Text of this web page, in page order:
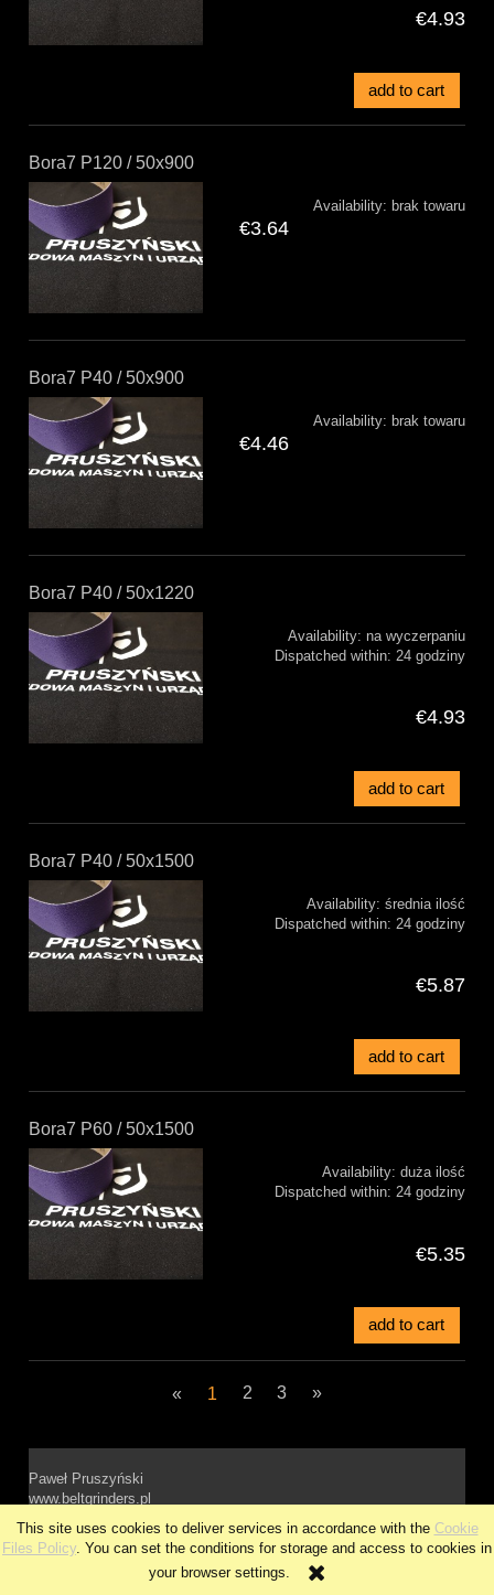
This site uses cookies to deliver services in accordance with the Cookie
Files Policy. You can set the conditions for storage and access to cookies in
your browser settings.
€4.93
add to cart
Bora7 P120 / 50x900
Availability: brak towaru
€3.64
Bora7 P40 / 50x900
Availability: brak towaru
€4.46
Bora7 P40 / 50x1220
Availability: na wyczerpaniu
Dispatched within: 24 godziny
€4.93
add to cart
Bora7 P40 / 50x1500
Availability: średnia ilość
Dispatched within: 24 godziny
€5.87
add to cart
Bora7 P60 / 50x1500
Availability: duża ilość
Dispatched within: 24 godziny
€5.35
add to cart
« 1 2 3 »
Paweł Pruszyński
www.beltgrinders.pl
view full version of the site
Sklep internetowy Shoper.pl